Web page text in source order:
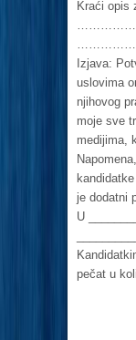
Kraći opis
Izjava:
uslovima
njihovog
moje sve
medijima,
je dodatni
U
pečat u